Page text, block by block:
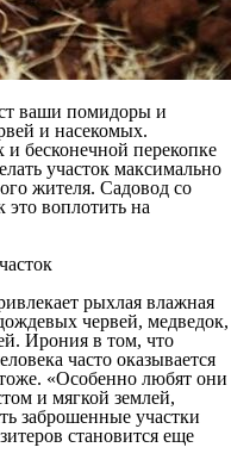
ваши помидоры и
и насекомых.
бесконечной перекопке
участок максимально
жителя. Садовод со
это воплотить на
рыхлая влажная
червей, медведок,
Ирония в том, что
часто оказывается
«Особенно любят они
и мягкой землей,
заброшенные участки
становится еще